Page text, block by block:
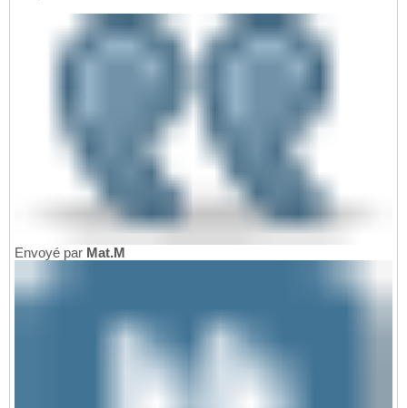
Envoyé par Mat.M